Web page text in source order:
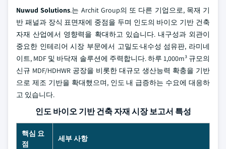
Nuwud Solutions.는 Archit Group의 또 다른 기업으로, 목재 기
반 패널과 장식 표면재에 중점을 두며 인도의 바이오 기반 건축
자재 산업에서 영향력을 확대하고 있습니다. 내구성과 외관이
중요한 인테리어 시장 부문에서 고밀도·내수성 섬유판, 라미네
이트, MDF 및 바닥재 솔루션에 주력합니다. 하루 1,000m³ 규모의
신규 MDF/HDHWR 공장을 비롯한 대규모 생산능력 확충을 기반
으로 제조 기반을 확대했으며, 인도 내 급증하는 수요에 대응하
고 있습니다.
인도 바이오 기반 건축 자재 시장 보고서 특성
핵심 요
점
세부 사항